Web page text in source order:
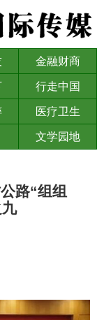
金融财商
行走中国
医疗卫生
文学园地
路“组组